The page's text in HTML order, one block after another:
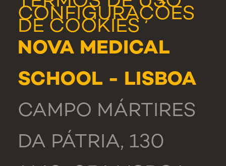
CONFIGURAÇÕES
DE COOKIES
NOVA MEDICAL
SCHOOL - LISBOA
CAMPO MÁRTIRES
DA PÁTRIA, 130